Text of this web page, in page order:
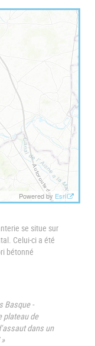
Powered by Esri
se situe sur
Celui-ci a été
bétonné
Basque -
plateau de
dans un